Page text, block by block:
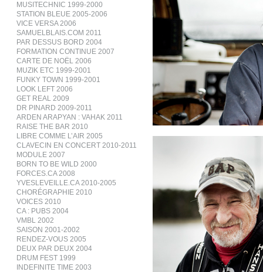
MUSITECHNIC 1999-2000
STATION BLEUE 2005-2006
VICE VERSA 2006
SAMUELBLAIS.COM 2011
PAR DESSUS BORD 2004
FORMATION CONTINUE 2007
CARTE DE NOËL 2006
MUZIK ETC 1999-2001
FUNKY TOWN 1999-2001
LOOK LEFT 2006
GET REAL 2009
DR PINARD 2009-2011
ARDEN ARAPYAN : VAHAK 2011
RAISE THE BAR 2010
LIBRE COMME L’AIR 2005
CLAVECIN EN CONCERT 2010-2011
MODULE 2007
BORN TO BE WILD 2000
FORCES.CA 2008
YVESLEVEILLE.CA 2010-2005
CHORÉGRAPHIE 2010
VOICES 2010
CA : PUBS 2004
VMBL 2002
SAISON 2001-2002
RENDEZ-VOUS 2005
DEUX PAR DEUX 2004
DRUM FEST 1999
INDEFINITE TIME 2003